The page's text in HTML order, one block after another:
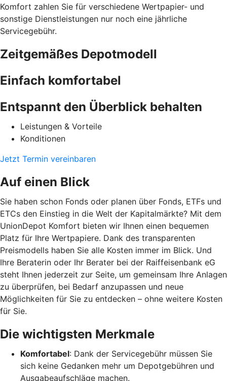
Komfort zahlen Sie für verschiedene Wertpapier- und
sonstige Dienstleistungen nur noch eine jährliche
Servicegebühr.
Zeitgemäßes Depotmodell
Einfach komfortabel
Entspannt den Überblick behalten
Leistungen & Vorteile
Konditionen
Jetzt Termin vereinbaren
Auf einen Blick
Sie haben schon Fonds oder planen über Fonds, ETFs und
ETCs den Einstieg in die Welt der Kapitalmärkte? Mit dem
UnionDepot Komfort bieten wir Ihnen einen bequemen
Platz für Ihre Wertpapiere. Dank des transparenten
Preismodells haben Sie alle Kosten immer im Blick. Und
Ihre Beraterin oder Ihr Berater bei der Raiffeisenbank eG
steht Ihnen jederzeit zur Seite, um gemeinsam Ihre Anlagen
zu überprüfen, bei Bedarf anzupassen und neue
Möglichkeiten für Sie zu entdecken – ohne weitere Kosten
für Sie.
Die wichtigsten Merkmale
Komfortabel: Dank der Servicegebühr müssen Sie
sich keine Gedanken mehr um Depotgebühren und
Ausgabeaufschläge machen.